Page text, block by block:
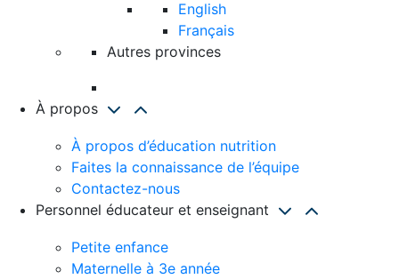
English
Français
Autres provinces
À propos
À propos d’éducation nutrition
Faites la connaissance de l’équipe
Contactez-nous
Personnel éducateur et enseignant
Petite enfance
Maternelle à 3e année